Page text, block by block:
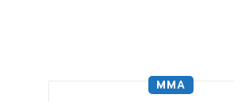
MMA